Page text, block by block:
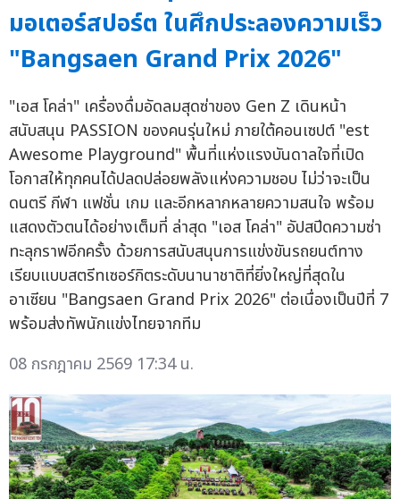
มอเตอร์สปอร์ต ในศึกประลองความเร็ว
"Bangsaen Grand Prix 2026"
"เอส โคล่า" เครื่องดื่มอัดลมสุดซ่าของ Gen Z เดินหน้า
สนับสนุน PASSION ของคนรุ่นใหม่ ภายใต้คอนเซปต์ "est
Awesome Playground" พื้นที่แห่งแรงบันดาลใจที่เปิด
โอกาสให้ทุกคนได้ปลดปล่อยพลังแห่งความชอบ ไม่ว่าจะเป็น
ดนตรี กีฬา แฟชั่น เกม และอีกหลากหลายความสนใจ พร้อม
แสดงตัวตนได้อย่างเต็มที่ ล่าสุด "เอส โคล่า" อัปสปีดความซ่า
ทะลุกราฟอีกครั้ง ด้วยการสนับสนุนการแข่งขันรถยนต์ทาง
เรียบแบบสตรีทเซอร์กิตระดับนานาชาติที่ยิ่งใหญ่ที่สุดใน
อาเซียน "Bangsaen Grand Prix 2026" ต่อเนื่องเป็นปีที่ 7
พร้อมส่งทัพนักแข่งไทยจากทีม
08 กรกฎาคม 2569 17:34 น.